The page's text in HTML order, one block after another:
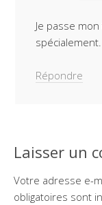
Je passe
spécialement.
Répondre
Laisser un
Votre adresse e-
obligatoires sont